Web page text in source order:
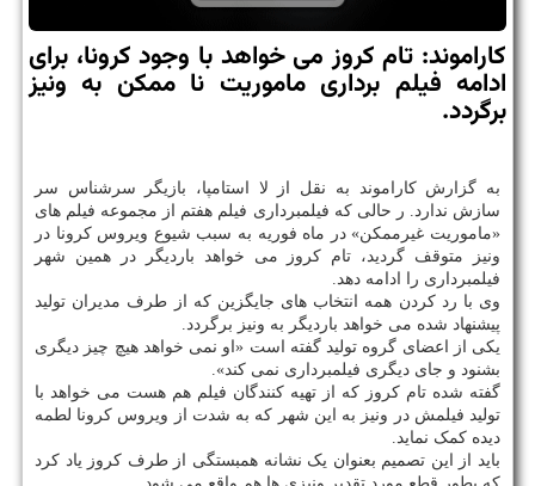
كاراموند: تام كروز می خواهد با وجود كرونا، برای
ادامه فیلم برداری ماموریت نا ممكن به ونیز
برگردد.
به گزارش کاراموند به نقل از لا استامپا، بازیگر سرشناس سر
سازش ندارد. ر حالی که فیلمبرداری فیلم هفتم از مجموعه فیلم های
«ماموریت غیرممکن» در ماه فوریه به سبب شیوع ویروس کرونا در
ونیز متوقف گردید، تام کروز می خواهد باردیگر در همین شهر
فیلمبرداری را ادامه دهد.
وی با رد کردن همه انتخاب های جایگزین که از طرف مدیران تولید
پیشنهاد شده می خواهد باردیگر به ونیز برگردد.
یکی از اعضای گروه تولید گفته است «او نمی خواهد هیچ چیز دیگری
بشنود و جای دیگری فیلمبرداری نمی کند».
گفته شده تام کروز که از تهیه کنندگان فیلم هم هست می خواهد با
تولید فیلمش در ونیز به این شهر که به شدت از ویروس کرونا لطمه
دیده کمک نماید.
باید از این تصمیم بعنوان یک نشانه همبستگی از طرف کروز یاد کرد